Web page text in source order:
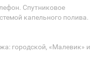
Спутниковое
капельного полива.
городской, «Малевик» и